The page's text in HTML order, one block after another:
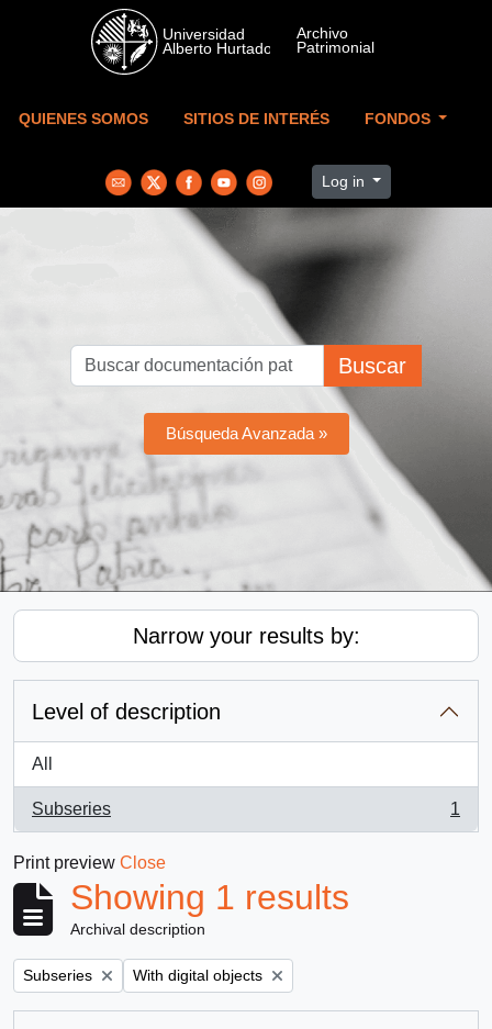
Skip to main content
QUIENES SOMOS SITIOS DE INTERÉS FONDOS
Log in
Buscar
Búsqueda Avanzada »
Narrow your results by:
Level of description
All
Subseries
, 1 results
1
Print preview Close
Showing 1 results
Archival description
Remove filter:
Subseries Remove filter:
With digital objects